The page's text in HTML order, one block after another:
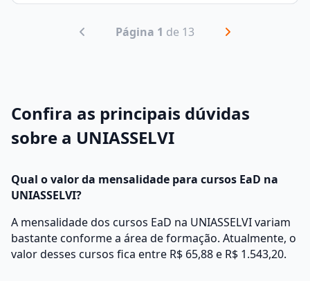
Página 1 de 13
Confira as principais dúvidas
sobre a UNIASSELVI
Qual o valor da mensalidade para cursos EaD na
UNIASSELVI?
A mensalidade dos cursos EaD na UNIASSELVI variam
bastante conforme a área de formação. Atualmente, o
valor desses cursos fica entre R$ 65,88 e R$ 1.543,20.